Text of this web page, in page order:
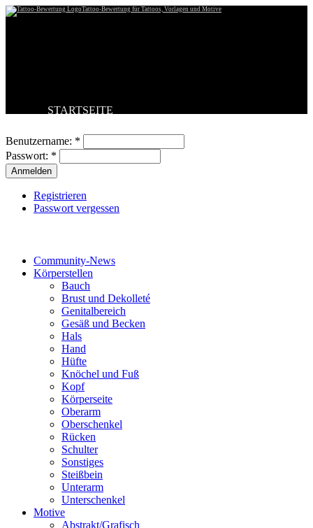
Tattoo-Bewertung für Tattoos, Vorlagen und Motive
STARTSEITE
BESTE TATTOOS
NEUESTE TATTOOS
KOMMENTARE
FORUM
Benutzername: *
Passwort: *
Registrieren
Passwort vergessen
Community-News
Körperstellen
Bauch
Brust und Dekolleté
Genitalbereich
Gesäß und Becken
Hals
Hand
Hüfte
Knöchel und Fuß
Kopf
Körperseite
Oberarm
Oberschenkel
Rücken
Schulter
Sonstiges
Steißbein
Unterarm
Unterschenkel
Motive
Abstrakt/Grafisch